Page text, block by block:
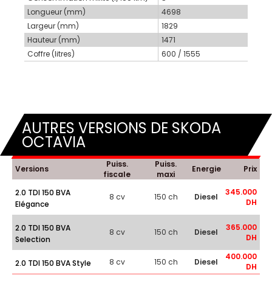
Longueur (mm)
4698
Largeur (mm)
1829
Hauteur (mm)
1471
Coffre (litres)
600 / 1555
AUTRES VERSIONS DE SKODA
OCTAVIA
Versions
Puiss.
fiscale
Puiss.
maxi
Energie Prix
2.0 TDI 150 BVA
Elégance
8 cv 150 ch Diesel
345.000
DH
2.0 TDI 150 BVA
Selection
8 cv 150 ch Diesel
365.000
DH
2.0 TDI 150 BVA Style 8 cv 150 ch Diesel
400.000
DH